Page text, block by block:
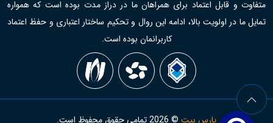
متفاوت و قابل اعتماد برای همراهان ما در دراز مدت بوده است که همواره
تمایل ما در اولویت بالا، ادامه این روال و تحکیم ساختار اعتباری و حفظ اعتماد
کاربرانمان بوده است.
پارس بیت ©
2026تمامی حقوق محفوظ است.